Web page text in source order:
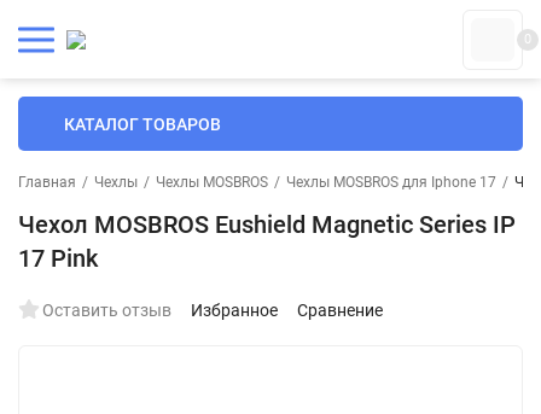
0
КАТАЛОГ ТОВАРОВ
Главная / Чехлы / Чехлы MOSBROS / Чехлы MOSBROS для Iphone 17 /
Чехол MOSBROS Eushield Magnetic Series IP
17 Pink
Оставить отзыв Избранное Сравнение